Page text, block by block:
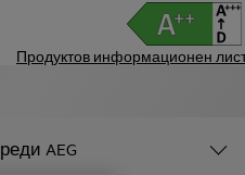
Продуктов информационен
AEG